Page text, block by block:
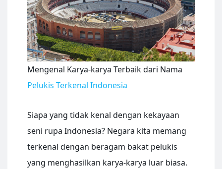
Mengenal Karya-karya Terbaik dari Nama
Pelukis Terkenal Indonesia
Siapa yang tidak kenal dengan kekayaan
seni rupa Indonesia? Negara kita memang
terkenal dengan beragam bakat pelukis
yang menghasilkan karya-karya luar biasa.